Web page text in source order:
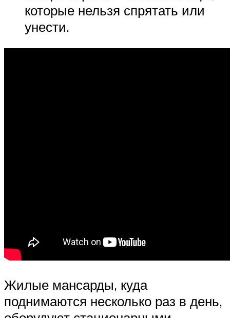
которые нельзя спрятать или
унести.
Жилые мансарды, куда
поднимаются несколько раз в день,